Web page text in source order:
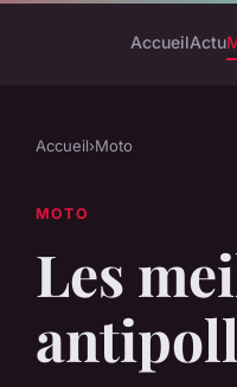
AccueilActu
Accueil›Moto
MOTO
Les